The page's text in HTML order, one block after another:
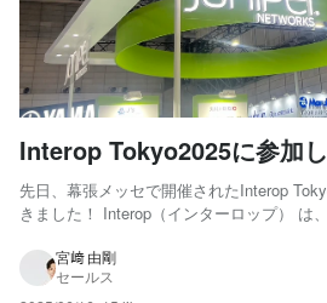
Interop Tokyo2025に参加
先日、幕張メッセで開催されたInterop
きました！ Interop（インターロップ） は
最大級の展示会・カンファレンス です。
タートアップ、研究機関まで...
宮﨑 由剛
セールス